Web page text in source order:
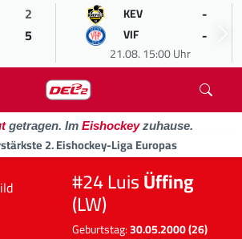
2
5
KEV -
VIF -
21.08. 15:00 Uhr
getragen. Im Eishockeyzuhause.
2. Eishockey-Liga Europas
#24 LuisÜffing
(LW)
Geburtstag:30.05.2000 (26)